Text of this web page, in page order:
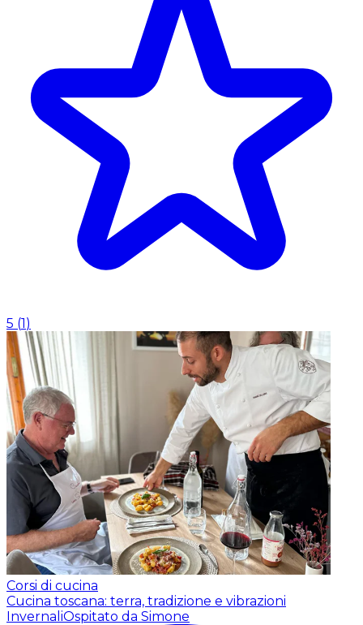
5 (1)
Corsi di cucina
Cucina toscana: terra, tradizione e vibrazioni
InvernaliOspitato da Simone